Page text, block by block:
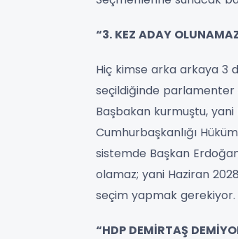
“3. KEZ ADAY
Hiç kimse arka arkaya 3
seçildiğinde parlamenter
Başbakan kurmuştu, yani
Cumhurbaşkanlığı
sistemde Başkan
olamaz; yani Haziran
seçim yapmak gerekiyor.
“HDP DEMİRTAŞ